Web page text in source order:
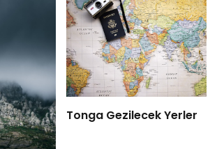
Tonga Gezilecek Yerler